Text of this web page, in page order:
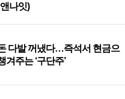
나잇)
다발 꺼냈다…즉석서 현금으
겨주는 ‘구단주’